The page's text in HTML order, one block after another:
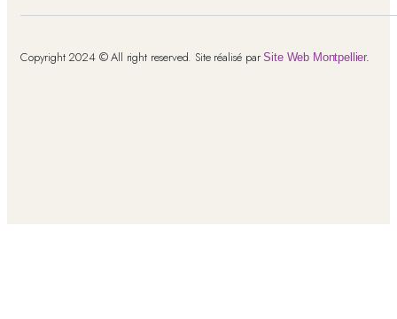
Copyright 2024 © All right reserved. Site réalisé parSite Web Montpellier.